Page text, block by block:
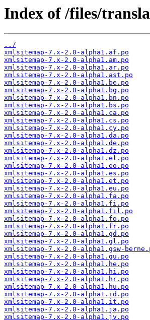
Index of /files/
../
xmlsitemap-7.x-2.0-alpha1.af.po
xmlsitemap-7.x-2.0-alpha1.am.po
xmlsitemap-7.x-2.0-alpha1.ar.po
xmlsitemap-7.x-2.0-alpha1.ast.po
xmlsitemap-7.x-2.0-alpha1.be.po
xmlsitemap-7.x-2.0-alpha1.bg.po
xmlsitemap-7.x-2.0-alpha1.bn.po
xmlsitemap-7.x-2.0-alpha1.bs.po
xmlsitemap-7.x-2.0-alpha1.ca.po
xmlsitemap-7.x-2.0-alpha1.cs.po
xmlsitemap-7.x-2.0-alpha1.cy.po
xmlsitemap-7.x-2.0-alpha1.da.po
xmlsitemap-7.x-2.0-alpha1.de.po
xmlsitemap-7.x-2.0-alpha1.dz.po
xmlsitemap-7.x-2.0-alpha1.el.po
xmlsitemap-7.x-2.0-alpha1.eo.po
xmlsitemap-7.x-2.0-alpha1.es.po
xmlsitemap-7.x-2.0-alpha1.et.po
xmlsitemap-7.x-2.0-alpha1.eu.po
xmlsitemap-7.x-2.0-alpha1.fa.po
xmlsitemap-7.x-2.0-alpha1.fi.po
xmlsitemap-7.x-2.0-alpha1.fil.po
xmlsitemap-7.x-2.0-alpha1.fo.po
xmlsitemap-7.x-2.0-alpha1.fr.po
xmlsitemap-7.x-2.0-alpha1.gd.po
xmlsitemap-7.x-2.0-alpha1.gl.po
xmlsitemap-7.x-2.0-alpha1.gsw-
xmlsitemap-7.x-2.0-alpha1.gu.po
xmlsitemap-7.x-2.0-alpha1.he.po
xmlsitemap-7.x-2.0-alpha1.hi.po
xmlsitemap-7.x-2.0-alpha1.hr.po
xmlsitemap-7.x-2.0-alpha1.hu.po
xmlsitemap-7.x-2.0-alpha1.id.po
xmlsitemap-7.x-2.0-alpha1.it.po
xmlsitemap-7.x-2.0-alpha1.ja.po
xmlsitemap-7.x-2.0-alpha1.jv.po